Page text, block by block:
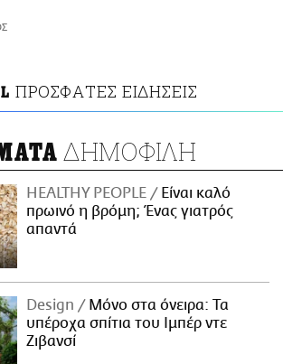
ΠΡΟΣΦΑΤΕΣ ΕΙΔΗΣΕΙΣ
ΔΗΜΟΦΙΛΗ
HEALTHY PEOPLE
Είναι καλό
πρωινό η βρόμη; Ένας γιατρός
απαντά
Design
Μόνο στα όνειρα: Τα
υπέροχα σπίτια του Ιμπέρ ντε
Ζιβανσί